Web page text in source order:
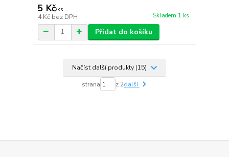
5 Kč/ks
4 Kč bez DPH Skladem 1 ks
Přidat do košíku
Načíst další produkty (15)
strana z 2další